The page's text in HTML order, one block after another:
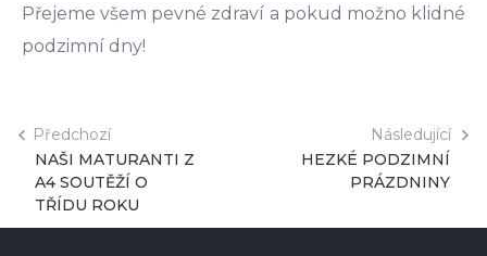
Přejeme všem pevné zdraví a pokud možno klidné
podzimní dny!
Předchozí
NAŠI MATURANTI Z
A4 SOUTĚŽÍ O
TŘÍDU ROKU
Následující
HEZKÉ PODZIMNÍ
PRÁZDNINY